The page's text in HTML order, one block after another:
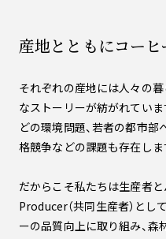
産地とともにコーヒ
それぞれの産地には人々の
なストーリーが紡がれてい
どの環境問題、若者の都市部
格競争などの課題も存在しま
だからこそ私たちは生産者
Producer（共同生産者）と
ーの品質向上に取り組み、